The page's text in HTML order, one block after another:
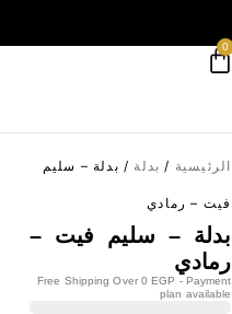
0
الرئيسية / بدلة / بدلة – سليم
فيت – رمادي
بدلة – سليم فيت –
رمادي
Free Shipping Over 0 EGP - Payment
plan available